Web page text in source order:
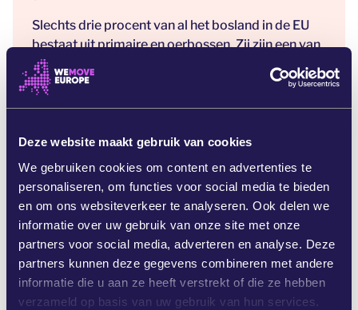
Deze website maakt gebruik van cookies
We gebruiken cookies om content en advertenties te
personaliseren, om functies voor social media te bieden
en om ons websiteverkeer te analyseren. Ook delen we
informatie over uw gebruik van onze site met onze
partners voor social media, adverteren en analyse. Deze
partners kunnen deze gegevens combineren met andere
informatie die u aan ze heeft verstrekt of die ze hebben
verzameld op basis van uw gebruik van hun services.
Slechts drie procent van al het bosland in de EU
bestaat uit primaire en oerbossen. Zij zijn een van
de rijkste ecosystemen van de EU. [2] Er is nog ten
minste 525.000 hectare aan potentieel primair
heeft. Ongeveer 300.000 hectare Roemeens
bosland is deel van een Natura 2000-gebied. [3]
Op tien september 2023 was het vier jaar geleden
dat de milieuorganisaties EuroNatur, Agent Green
en ClientEarth de Eurocommissaris voor Milieu,
Oceanen en Visserij, Virginius Sinkevičius, wezen
op de vernietiging van beschermde bossen in
Roemenië (de klacht geregistreerd onder het
nummer CHAP(2019)02656).